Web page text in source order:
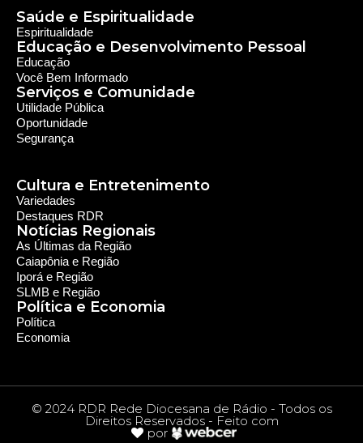
Saúde e Espiritualidade
Espiritualidade
Educação e Desenvolvimento Pessoal
Educação
Você Bem Informado
Serviços e Comunidade
Utilidade Pública
Oportunidade
Segurança
Cultura e Entretenimento
Política e Economia
Notícias Regionais
Política
Economia
As Últimas da Região
Caiapônia e Região
Iporá e Região
SLMB e Região
Variedades
Destaques RDR
© 2024 RDR Rede Diocesana de Rádio - Todos os
Direitos Reservados - Feito com
por